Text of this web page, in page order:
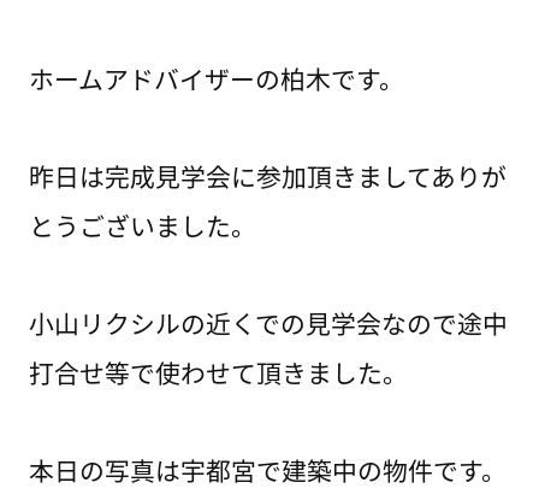
ホームアドバイザーの柏木です。
昨日は完成見学会に参加頂きましてありが
とうございました。
小山リクシルの近くでの見学会なので途中
打合せ等で使わせて頂きました。
本日の写真は宇都宮で建築中の物件です。